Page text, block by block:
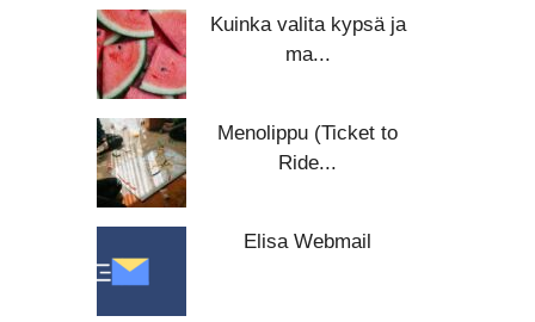
Kuinka valita kypsä ja
ma...
Menolippu (Ticket to
Ride...
Elisa Webmail